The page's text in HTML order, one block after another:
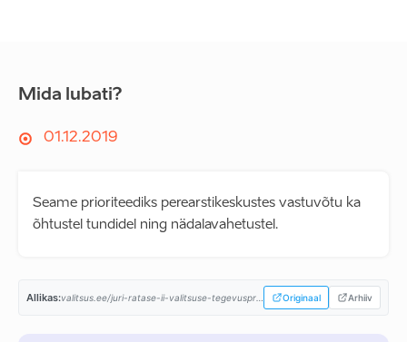
Mida lubati?
01.12.2019
Seame prioriteediks perearstikeskustes vastuvõtu ka
õhtustel tundidel ning nädalavahetustel.
Allikas: Originaal Arhiiv